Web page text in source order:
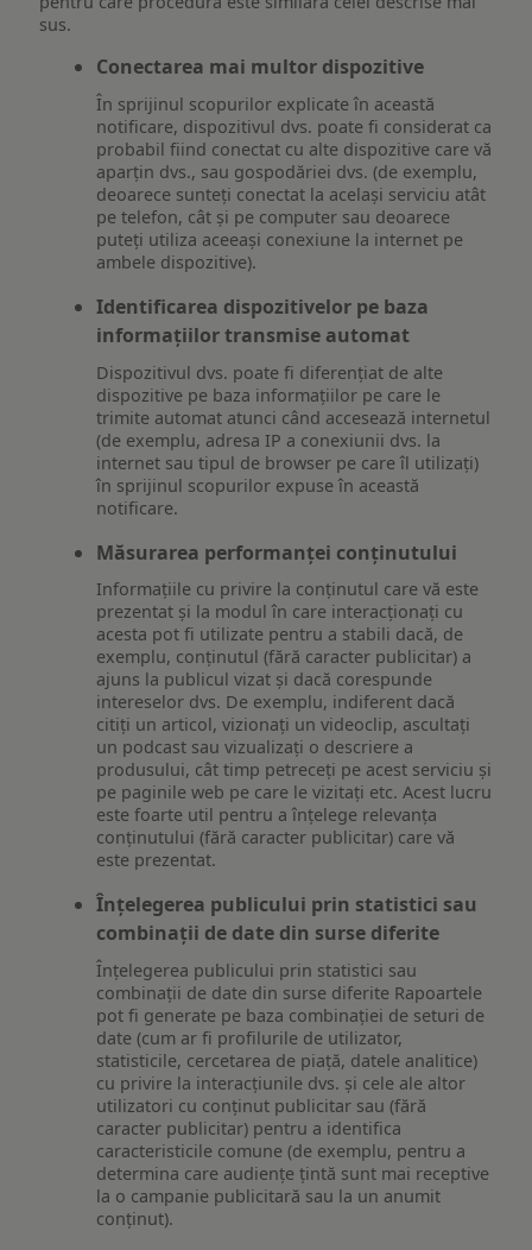
sus.
Conectarea mai multor dispozitive
În sprijinul scopurilor explicate în această
notificare, dispozitivul dvs. poate fi considerat ca
probabil fiind conectat cu alte dispozitive care vă
aparțin dvs., sau gospodăriei dvs. (de exemplu,
deoarece sunteți conectat la același serviciu atât
pe telefon, cât și pe computer sau deoarece
puteți utiliza aceeași conexiune la internet pe
ambele dispozitive).
Identificarea dispozitivelor pe baza
informațiilor transmise automat
Dispozitivul dvs. poate fi diferențiat de alte
dispozitive pe baza informațiilor pe care le
trimite automat atunci când accesează internetul
(de exemplu, adresa IP a conexiunii dvs. la
internet sau tipul de browser pe care îl utilizați)
în sprijinul scopurilor expuse în această
notificare.
Măsurarea performanței conținutului
Informațiile cu privire la conținutul care vă este
prezentat și la modul în care interacționați cu
acesta pot fi utilizate pentru a stabili dacă, de
exemplu, conținutul (fără caracter publicitar) a
ajuns la publicul vizat și dacă corespunde
intereselor dvs. De exemplu, indiferent dacă
citiți un articol, vizionați un videoclip, ascultați
un podcast sau vizualizați o descriere a
produsului, cât timp petreceți pe acest serviciu și
pe paginile web pe care le vizitați etc. Acest lucru
este foarte util pentru a înțelege relevanța
conținutului (fără caracter publicitar) care vă
este prezentat.
Înțelegerea publicului prin statistici sau
combinații de date din surse diferite
Înțelegerea publicului prin statistici sau
combinații de date din surse diferite Rapoartele
pot fi generate pe baza combinației de seturi de
date (cum ar fi profilurile de utilizator,
statisticile, cercetarea de piață, datele analitice)
cu privire la interacțiunile dvs. și cele ale altor
utilizatori cu conținut publicitar sau (fără
caracter publicitar) pentru a identifica
caracteristicile comune (de exemplu, pentru a
determina care audiențe țintă sunt mai receptive
la o campanie publicitară sau la un anumit
conținut).